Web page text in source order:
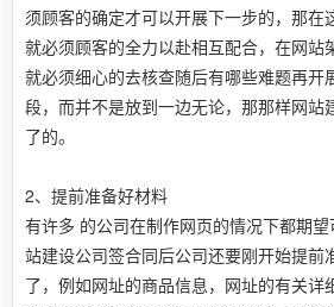
须顾客的确定才可以开展下一步的，那在
就必须顾客的全力以赴相互配合，在网站
就必须细心的去核查随后有哪些难题再开
段，而并不是放到一边无论，那那样网站
了的。
2、提前准备好材料
有许多 的公司在制作网页的情况下都期
站建设公司签合同后公司还要刚开始提前
了，例如网址的商品信息，网址的有关详